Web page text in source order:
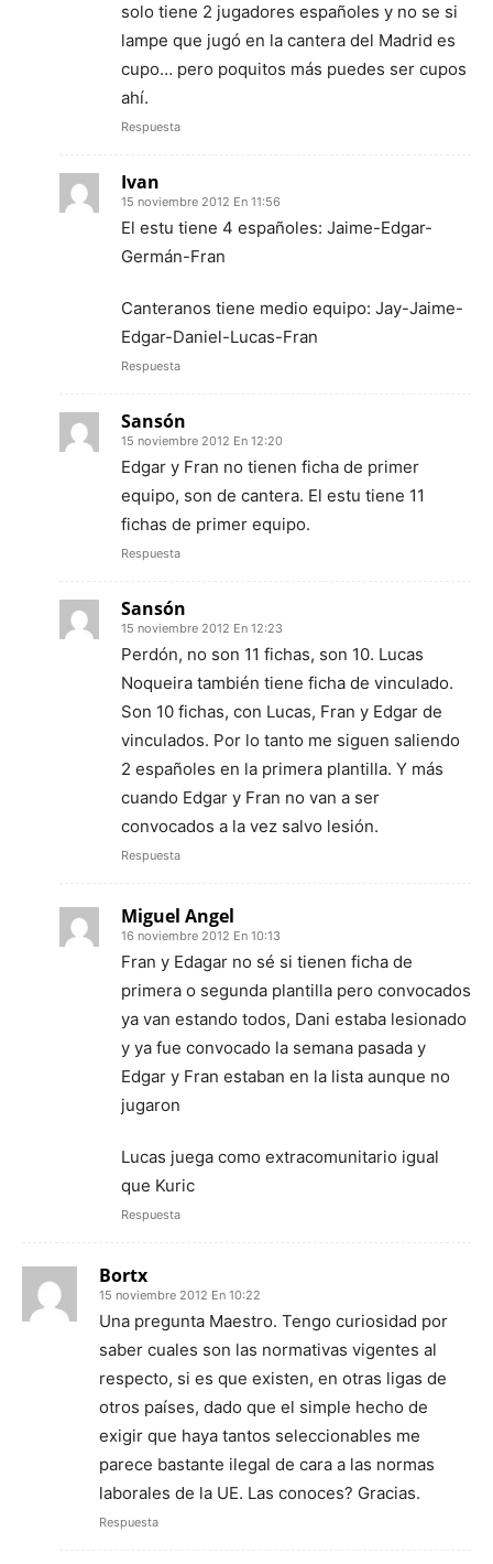
solo tiene 2 jugadores españoles y no se si
lampe que jugó en la cantera del Madrid es
cupo… pero poquitos más puedes ser cupos
ahí.
Respuesta
Ivan
15 noviembre 2012 En 11:56
El estu tiene 4 españoles: Jaime-Edgar-
Germán-Fran
Canteranos tiene medio equipo: Jay-Jaime-
Edgar-Daniel-Lucas-Fran
Respuesta
Sansón
15 noviembre 2012 En 12:20
Edgar y Fran no tienen ficha de primer
equipo, son de cantera. El estu tiene 11
fichas de primer equipo.
Respuesta
Sansón
15 noviembre 2012 En 12:23
Perdón, no son 11 fichas, son 10. Lucas
Noqueira también tiene ficha de vinculado.
Son 10 fichas, con Lucas, Fran y Edgar de
vinculados. Por lo tanto me siguen saliendo
2 españoles en la primera plantilla. Y más
cuando Edgar y Fran no van a ser
convocados a la vez salvo lesión.
Respuesta
Miguel Angel
16 noviembre 2012 En 10:13
Fran y Edagar no sé si tienen ficha de
primera o segunda plantilla pero convocados
ya van estando todos, Dani estaba lesionado
y ya fue convocado la semana pasada y
Edgar y Fran estaban en la lista aunque no
jugaron
Lucas juega como extracomunitario igual
que Kuric
Respuesta
Bortx
15 noviembre 2012 En 10:22
Una pregunta Maestro. Tengo curiosidad por
saber cuales son las normativas vigentes al
respecto, si es que existen, en otras ligas de
otros países, dado que el simple hecho de
exigir que haya tantos seleccionables me
parece bastante ilegal de cara a las normas
laborales de la UE. Las conoces? Gracias.
Respuesta